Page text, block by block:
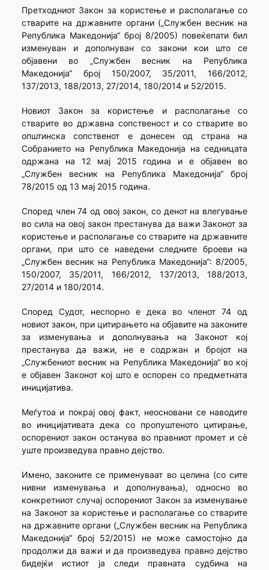
Претходниот Закон за користење и располагање со
стварите на државните органи („Службен весник на
Република Македонија“ број 8/2005) повеќепати бил
изменуван и дополнуван со закони кои што се
објавени во „Службен весник на Република
Македонија“ број 150/2007, 35/2011, 166/2012,
137/2013, 188/2013, 27/2014, 180/2014 и 52/2015.
Новиот Закон за користење и располагање со
стварите во државна сопственост и со стварите во
општинска сопственот е донесен од страна на
Собранието на Република Македонија на седницата
одржана на 12 мај 2015 година и е објавен во
„Службен весник на Република Македонија“ број
78/2015 од 13 мај 2015 година.
Според член 74 од овој закон, со денот на влегување
во сила на овој закон престанува да важи Законот за
користење и располагање со стварите на државните
органи, при што се наведени следните броеви на
„Службен весник на Република Македонија“: 8/2005,
150/2007, 35/2011, 166/2012, 137/2013, 188/2013,
27/2014 и 180/2014.
Според Судот, неспорно е дека во членот 74 од
новиот закон, при цитирањето на објавите на законите
за изменувања и дополнувања на Законот кој
престанува да важи, не е содржан и бројот на
„Службениот весник на Република Македонија“ во кој
е објавен Законот кој што е оспорен со предметната
иницијатива.
Меѓутоа и покрај овој факт, неосновани се наводите
во иницијативата дека со пропуштеното цитирање,
оспорениот закон останува во правниот промет и сѐ
уште произведува правно дејство.
Имено, законите се применуваат во целина (со сите
нивни изменувања и дополнувања), односно во
конкретниот случај оспорениот Закон за изменување
на Законот за користење и располагање со стварите
на државните органи („Службен весник на Република
Македонија“ број 52/2015) не може самостојно да
продолжи да важи и да произведува правно дејство
бидејќи истиот ја следи правната судбина на